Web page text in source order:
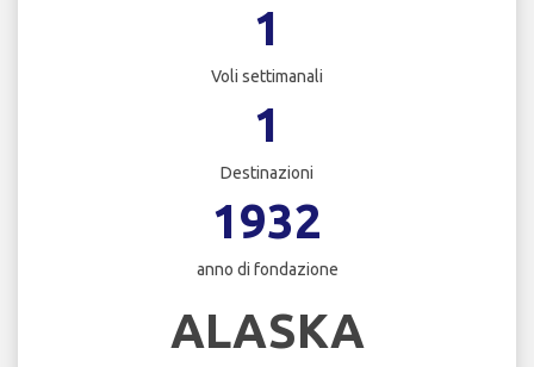
1
Voli settimanali
1
Destinazioni
1932
anno di fondazione
ALASKA